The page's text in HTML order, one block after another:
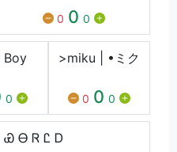
0 0 0
Boy
0
>miku | •ミク
0 0 0
Ꮿ Ꮎ Ꮢ Ꮭ Ꭰ